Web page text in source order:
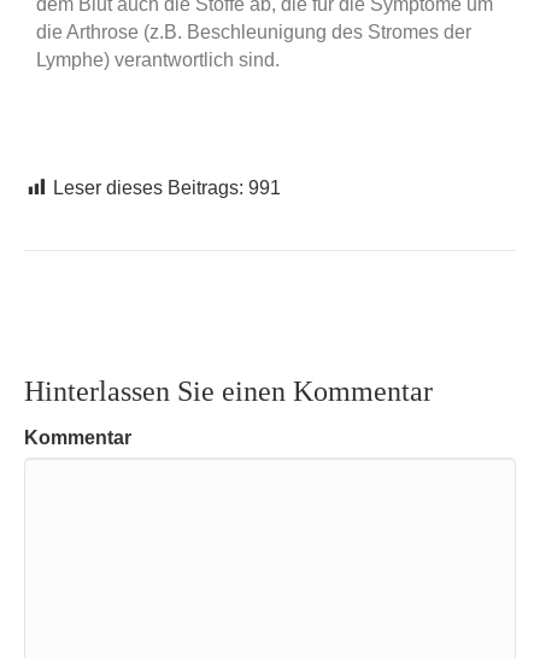
dem Blut auch die Stoffe ab, die für die Symptome um
die Arthrose (z.B. Beschleunigung des Stromes der
Lymphe) verantwortlich sind.
Leser dieses Beitrags: 991
Hinterlassen Sie einen Kommentar
Kommentar